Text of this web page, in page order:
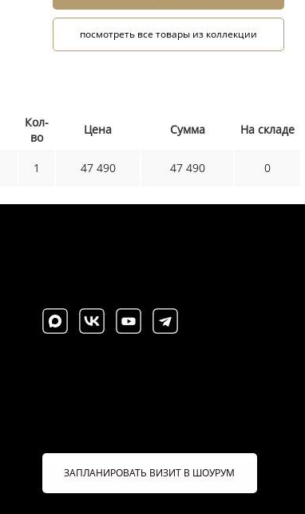
посмотреть все товары из коллекции
Кол-
во
Цена Сумма На складе
1 47 490 47 490 0
ЗАПЛАНИРОВАТЬ ВИЗИТ В ШОУРУМ